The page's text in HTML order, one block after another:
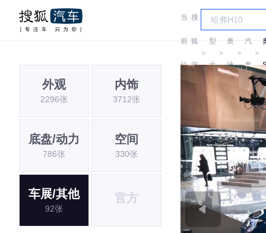
当
前
位
搜
狐
汽
＞
车
型
大
＞
奥
迪
＞
汽
奥
＞
外观
2296张
内饰
3712张
底盘/动力
786张
空间
330张
车展/其他
92张
官方